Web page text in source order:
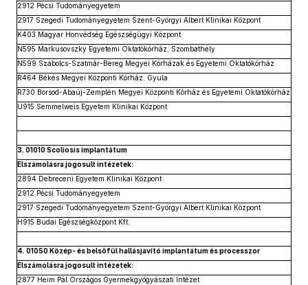
2912 Pécsi Tudományegyetem
2917 Szegedi Tudományegyetem Szent-Györgyi Albert Klinikai Központ
K403 Magyar Honvédség Egészségügyi Központ
N595 Markusovszky Egyetemi Oktatókórház, Szombathely
N599 Szabolcs-Szatmár-Bereg Megyei Kórházak és Egyetemi Oktatókórház
R464 Békés Megyei Központi Kórház, Gyula
R730 Borsod-Abaúj-Zemplén Megyei Központi Kórház és Egyetemi Oktatókórház
U915 Semmelweis Egyetem Klinikai Központ
3. 01010 Scoliosis implantátum
Elszámolásra jogosult intézetek:
2894 Debreceni Egyetem Klinikai Központ
2912 Pécsi Tudományegyetem
2917 Szegedi Tudományegyetem Szent-Györgyi Albert Klinikai Központ
H915 Budai Egészségközpont Kft.
4. 01050 Közép- és belsőfül hallásjavító implantátum és processzor
Elszámolásra jogosult intézetek:
2877 Heim Pál Országos Gyermekgyógyászati Intézet